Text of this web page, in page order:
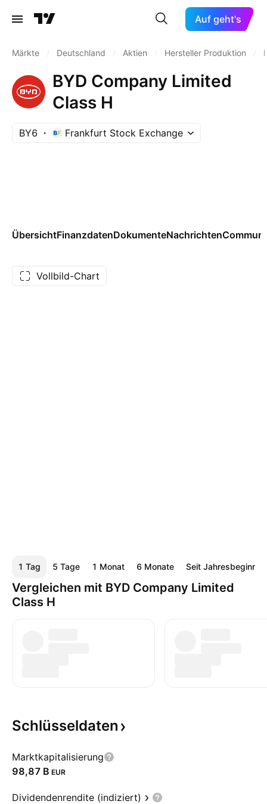
Auf geht's
Märkte Deutschland Aktien Hersteller Produktion
BYD Company Limited
Class H
BY6 Frankfurt Stock Exchange
ÜbersichtFinanzdatenDokumenteNachrichten
Vollbild-Chart
1 Tag 5 Tage 1 Monat 6 Monate Seit Jahresbeginn
Vergleichen mit BYD Company Limited
Class H
Schlüsseldaten
Marktkapitalisierung
‪98,87 B‬ EUR
Dividendenrendite (indiziert)